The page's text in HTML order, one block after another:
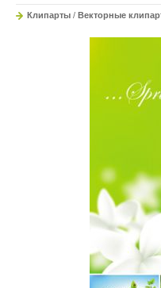
Клипарты / Векторные